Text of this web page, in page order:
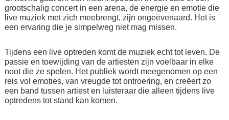
grootschalig concert in een arena, de energie en emotie die
live muziek met zich meebrengt, zijn ongeëvenaard. Het is
een ervaring die je simpelweg niet mag missen.
Tijdens een live optreden komt de muziek echt tot leven. De
passie en toewijding van de artiesten zijn voelbaar in elke
noot die ze spelen. Het publiek wordt meegenomen op een
reis vol emoties, van vreugde tot ontroering, en creëert zo
een band tussen artiest en luisteraar die alleen tijdens live
optredens tot stand kan komen.